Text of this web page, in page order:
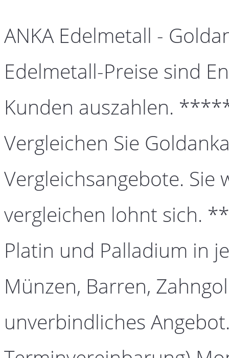
ANKA Edelmetall -
Edelmetall-Preise sind
Kunden auszahlen.
Vergleichen Sie
Vergleichsangebote. Sie
vergleichen lohnt sich.
Platin und Palladium in
Münzen, Barren,
unverbindliches